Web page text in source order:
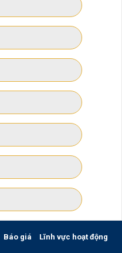
Báo giá Lĩnh vực hoạt động